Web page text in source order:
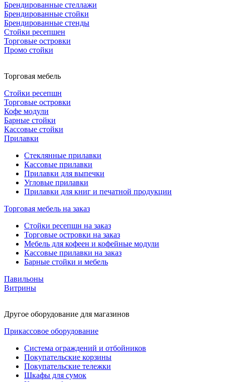
Брендированные стеллажи
Брендированные стойки
Брендированные стенды
Стойки ресепшен
Торговые островки
Промо стойки
Торговая мебель
Стойки ресепшн
Торговые островки
Кофе модули
Барные стойки
Кассовые стойки
Прилавки
Стеклянные прилавки
Кассовые прилавки
Прилавки для выпечки
Угловые прилавки
Прилавки для книг и печатной продукции
Торговая мебель на заказ
Стойки ресепшн на заказ
Торговые островки на заказ
Мебель для кофеен и кофейные модули
Кассовые прилавки на заказ
Барные стойки и мебель
Павильоны
Витрины
Другое оборудование для магазинов
Прикассовое оборудование
Система ограждений и отбойников
Покупательские корзины
Покупательские тележки
Шкафы для сумок